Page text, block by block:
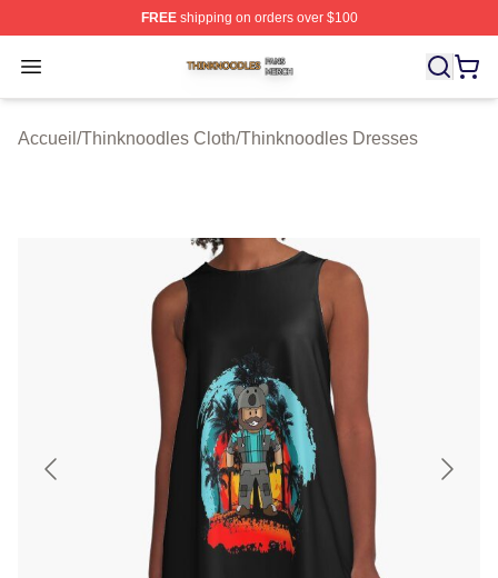
FREEshipping on orders over $100
Open menu
Thinknoodles Shop ⚡️ Officially Licensed
Accueil /Thinknoodles Cloth/Thinknoodles Dresses